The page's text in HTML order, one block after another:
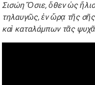
Σισώη Ὅσιε, ὅθεν ὡς
τηλαυγῶς, ἐν ὥρᾳ τῆς
καὶ καταλάμπων τᾶς